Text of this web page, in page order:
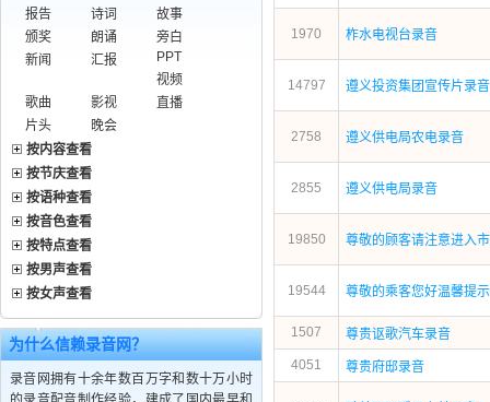
报告
诗词
故事
颁奖
朗诵
旁白
新闻
汇报
PPT
视频
歌曲
影视
直播
片头
晚会
按内容查看
按节庆查看
按语种查看
按音色查看
按特点查看
按男声查看
按女声查看
为什么信赖录音网？
录音网拥有十余年数百万字和数十万小时
1970 柞水电视台录音
14797 遵义投资集团宣传片录音
2758 遵义供电局农电录音
2855 遵义供电局录音
19850 尊敬的顾客请注意进入
19544 尊敬的乘客您好温馨提
1507
尊贵讴歌汽车录音
4051
尊贵府邸录音